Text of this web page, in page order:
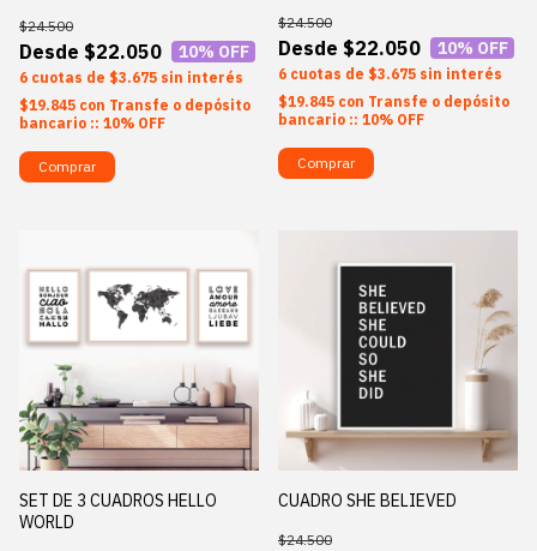
$22.050
$24.500
10% OFF
6 $3.675 sin interés
$19.845 con Transfe o depósito
bancario :: 10% OFF
Comprar
$22.050
$24.500
10% OFF
6 $3.675 sin interés
$19.845 con Transfe o depósito
bancario :: 10% OFF
Comprar
SET DE 3 CUADROS HELLO
WORLD
CUADRO SHE BELIEVED
$24.500